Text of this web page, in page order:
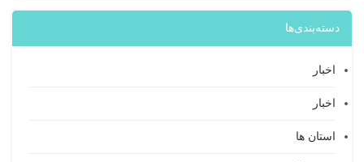
دسته‌بندی‌ها
اخبار
اخبار
استان ها